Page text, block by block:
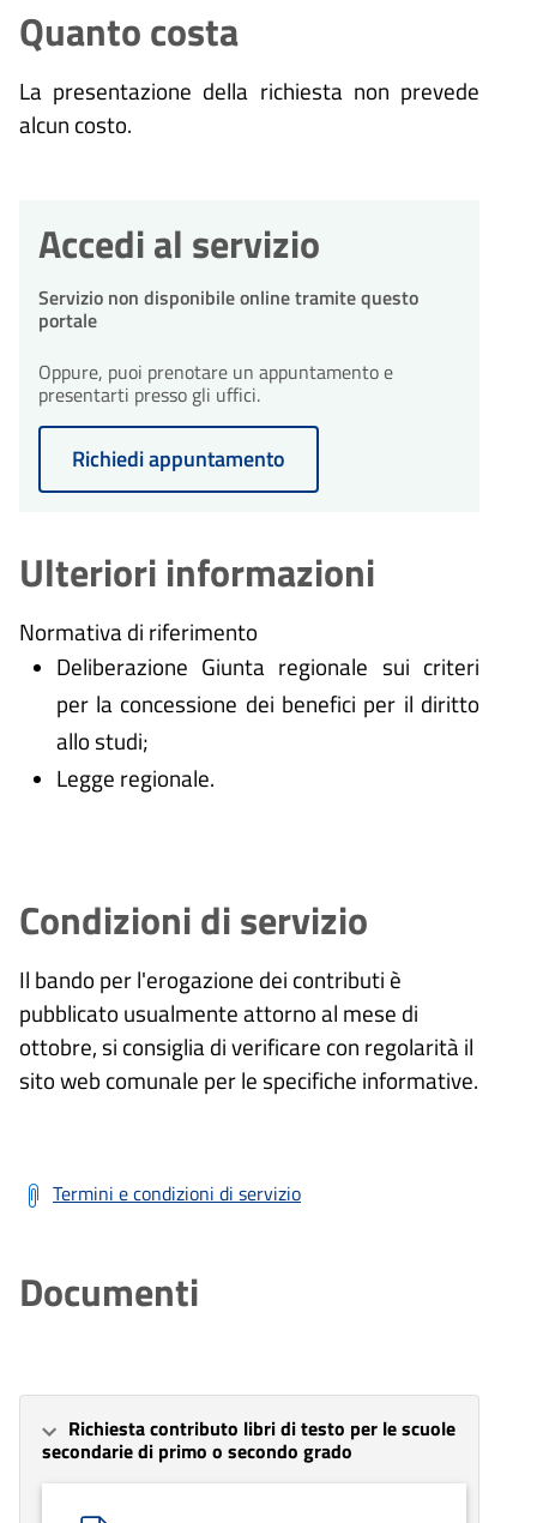
Quanto costa
La presentazione della richiesta non prevede
alcun costo.
Accedi al servizio
Servizio non disponibile online tramite questo
portale
Oppure, puoi prenotare un appuntamento e
presentarti presso gli uffici.
Richiedi appuntamento
Ulteriori informazioni
Normativa di riferimento
Deliberazione Giunta regionale sui criteri
per la concessione dei benefici per il diritto
allo studi;
Legge regionale.
Condizioni di servizio
Il bando per l'erogazione dei contributi è
pubblicato usualmente attorno al mese di
ottobre, si consiglia di verificare con regolarità il
sito web comunale per le specifiche informative.
Termini e condizioni di servizio
Documenti
Richiesta contributo libri di testo per le scuole
secondarie di primo o secondo grado